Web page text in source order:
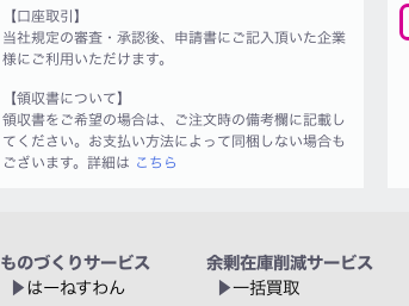
【口座取引】
当社規定の審査・承認後、申請書にご記入頂いた企業
様にご利用いただけます。
【領収書について】
領収書をご希望の場合は、ご注文時の備考欄に記載し
てください。お支払い方法によって同梱しない場合も
ございます。詳細は こちら
ものづくりサービス
はーねすわん
余剰在庫削減サービス
一括買取